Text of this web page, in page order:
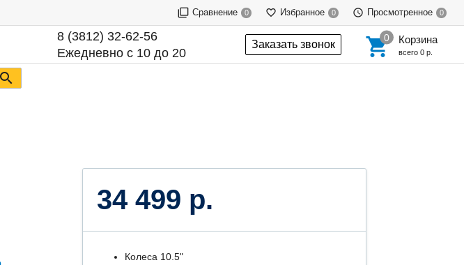
Сравнение 0 Избранное 0 Просмотренное 0
8 (3812) 32-62-56
Ежедневно с 10 до 20
Заказать звонок Корзина
всего 0 р.
34 499 р.
Колеса 10.5"